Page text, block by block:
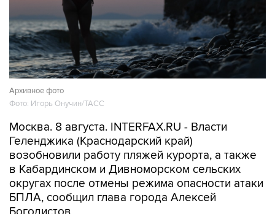
Архивное фото
Фото: Игорь Онучин/ТАСС
Москва. 8 августа. INTERFAX.RU - Власти
Геленджика (Краснодарский край)
возобновили работу пляжей курорта, а также
в Кабардинском и Дивноморском сельских
округах после отмены режима опасности атаки
БПЛА, сообщил глава города Алексей